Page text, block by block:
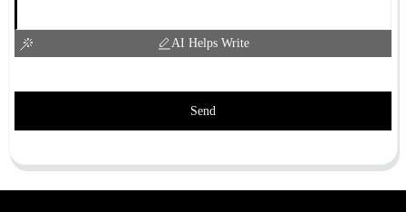
AI Helps Write
Send